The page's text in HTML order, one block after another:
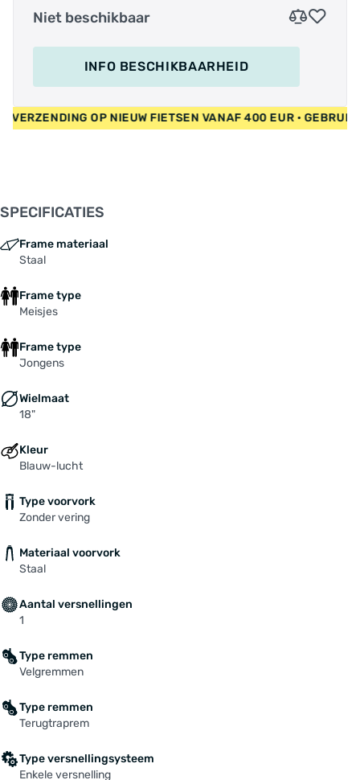
Niet beschikbaar
INFO BESCHIKBAARHEID
VERZENDING OP NIEUW FIETSEN VANAF 400 EUR •
SPECIFICATIES
Frame materiaal
Staal
Frame type
Meisjes
Frame type
Jongens
Wielmaat
18"
Kleur
Blauw-lucht
Type voorvork
Zonder vering
Materiaal voorvork
Staal
Aantal versnellingen
1
Type remmen
Velgremmen
Type remmen
Terugtraprem
Type versnellingsysteem
Enkele versnelling